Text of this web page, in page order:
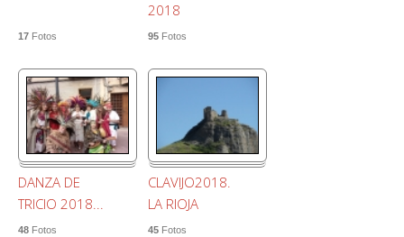
17 Fotos
2018
95 Fotos
DANZA DE
TRICIO 2018...
48 Fotos
CLAVIJO2018.
LA RIOJA
45 Fotos